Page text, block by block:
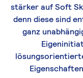
stärker aufSoft
denn diese sind
ganz
Eigenschaften